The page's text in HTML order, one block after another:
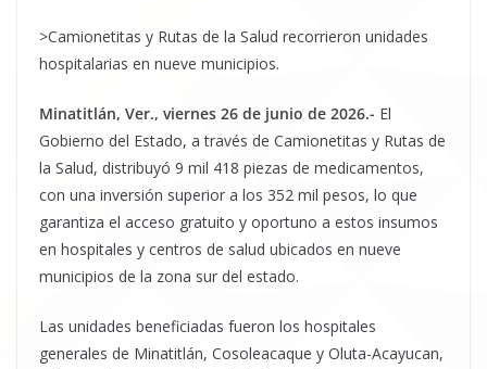
>Camionetitas y Rutas de la Salud recorrieron unidades
hospitalarias en nueve municipios.
Minatitlán, Ver., viernes 26 de junio de 2026.- El
Gobierno del Estado, a través de Camionetitas y Rutas de
la Salud, distribuyó 9 mil 418 piezas de medicamentos,
con una inversión superior a los 352 mil pesos, lo que
garantiza el acceso gratuito y oportuno a estos insumos
en hospitales y centros de salud ubicados en nueve
municipios de la zona sur del estado.
Las unidades beneficiadas fueron los hospitales
generales de Minatitlán, Cosoleacaque y Oluta-Acayucan,